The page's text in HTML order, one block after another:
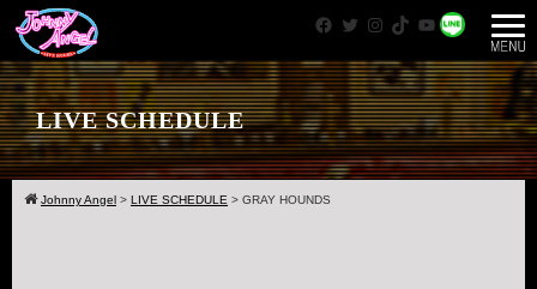
Facebook
Twitter
Instagram
TikTok
YouTube
WhatsApp
LIVE SCHEDULE
Johnny Angel > LIVE SCHEDULE > GRAY HOUNDS